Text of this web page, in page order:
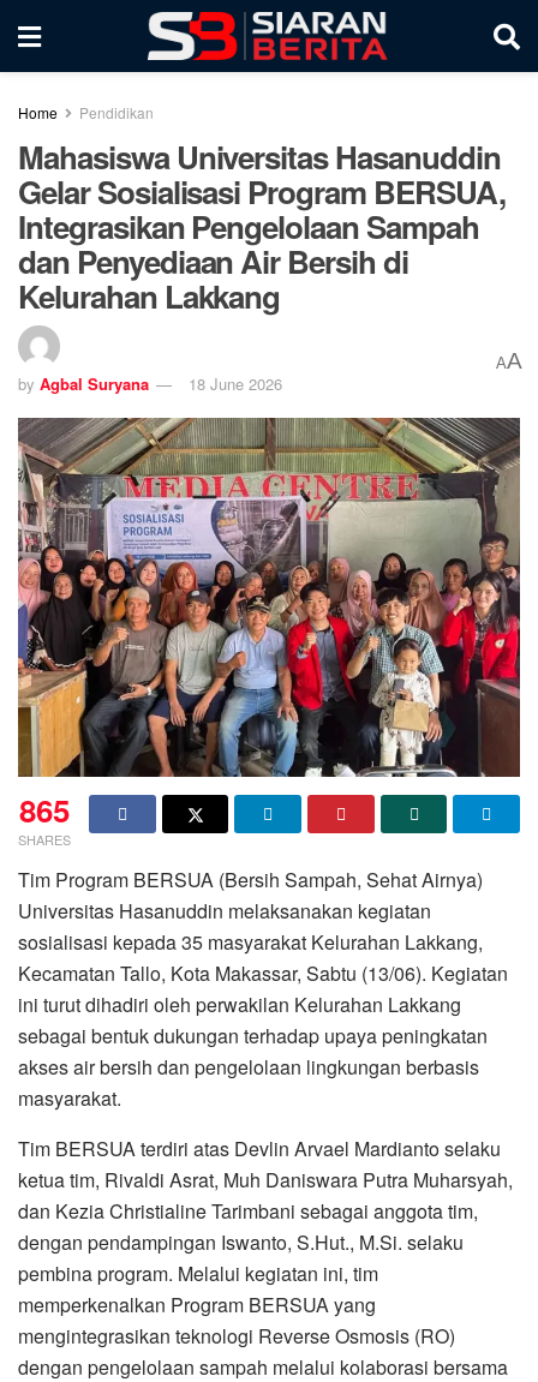
Home Pendidikan
Mahasiswa Universitas Hasanuddin
Gelar Sosialisasi Program BERSUA,
Integrasikan Pengelolaan Sampah
dan Penyediaan Air Bersih di
Kelurahan Lakkang
by Agbal Suryana 18 June 2026
AA
865
SHARES
Tim Program BERSUA (Bersih Sampah, Sehat Airnya)
Universitas Hasanuddin melaksanakan kegiatan
sosialisasi kepada 35 masyarakat Kelurahan Lakkang,
Kecamatan Tallo, Kota Makassar, Sabtu (13/06). Kegiatan
ini turut dihadiri oleh perwakilan Kelurahan Lakkang
sebagai bentuk dukungan terhadap upaya peningkatan
akses air bersih dan pengelolaan lingkungan berbasis
masyarakat.
Tim BERSUA terdiri atas Devlin Arvael Mardianto selaku
ketua tim, Rivaldi Asrat, Muh Daniswara Putra Muharsyah,
dan Kezia Christialine Tarimbani sebagai anggota tim,
dengan pendampingan Iswanto, S.Hut., M.Si. selaku
pembina program. Melalui kegiatan ini, tim
memperkenalkan Program BERSUA yang
mengintegrasikan teknologi Reverse Osmosis (RO)
dengan pengelolaan sampah melalui kolaborasi bersama